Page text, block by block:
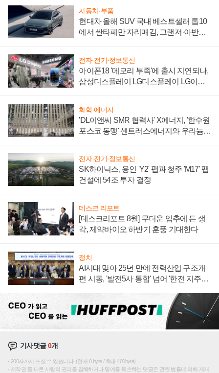
자동차·부품
현대차 올해 SUV 국내 베스트셀러 톱10
에서 싼타페만 자리매김, 그랜저·아반떼
전자·전기·정보통신
아이폰18 '메모리 부족'에 출시 지연되나,
삼성디스플레이 LG디스플레이 LG이노
화학·에너지
'DL이앤씨 SMR 협력사' X에너지, '한수원
포스코 동맹' 센트러스에너지와 우라늄
전자·전기·정보통신
SK하이닉스, 용인 'Y2' 팹과 청주 'M17' 팹
건설에 54조 투자 결정
데스크 리포트
[데스크리포트 8월] 무더운 입추에 든 생
각, 제약바이오 하반기 훈풍 기대한다
정치
AI시대 맞아 25년 만에 전력산업 구조개
편 시동, '발전5사 통합' 넘어 '한전 지주사'
기사댓글0개
200자까지 쓰실 수 있습니다. (현재 0 byte / 최대 400byte)
저작권 등 다른 사람의 권리를 침해하거나 명예를 훼손하는 댓글은 관련 법률에 의해 제재